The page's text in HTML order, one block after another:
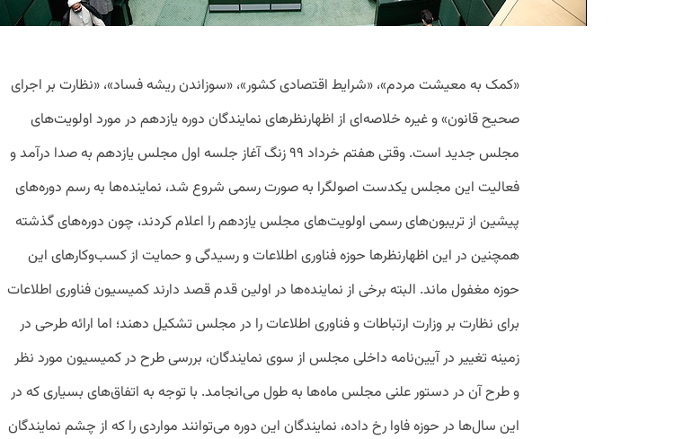
«کمک به معیشت مردم»، «شرایط اقتصادی کشور»، «سوزاندن ریشه فساد»، «نظارت بر اجرای
صحیح قانون» و غیره خلاصه‌ای از اظهارنظرهای نمایندگان دوره یازدهم در مورد اولویت‌های
مجلس جدید است. وقتی هفتم خرداد ۹۹ زنگ آغاز جلسه اول مجلس یازدهم به صدا درآمد و
فعالیت این مجلس یکدست اصولگرا به صورت رسمی شروع شد، نماینده‌ها به رسم دوره‌های
پیشین از تریبون‌های رسمی اولویت‌های مجلس یازدهم را اعلام کردند، چون دوره‌های گذشته
همچنین در این اظهارنظرها حوزه فناوری اطلاعات و رسیدگی و حمایت از کسب‌وکارهای این
حوزه مغفول ماند. البته برخی از نماینده‌ها در اولین قدم قصد دارند کمیسیون فناوری اطلاعات
برای نظارت بر وزارت ارتباطات و فناوری اطلاعات را در مجلس تشکیل دهند؛ اما ارائه طرحی در
زمینه تغییر در آیین‌نامه داخلی مجلس از سوی نمایندگان، بررسی طرح در کمیسیون مورد نظر
و طرح آن در دستور علنی مجلس ماه‌ها به طول می‌انجامد. با توجه به اتفاق‌های بسیاری که در
این سال‌ها در حوزه فاوا رخ داده، نمایندگان این دوره می‌توانند مواردی را که از چشم نمایندگان